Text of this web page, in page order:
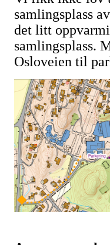
samlingsplass
det litt
samlingsplass.
Osloveien til